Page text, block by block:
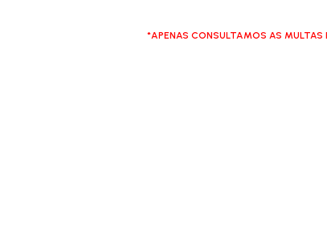
*APENAS CONSULTAMOS AS MULTAS